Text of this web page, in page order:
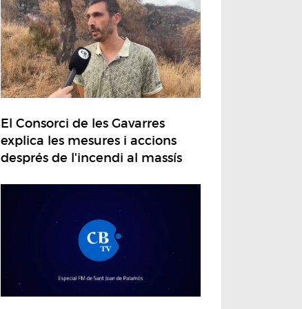
El Consorci de les Gavarres
explica les mesures i accions
després de l'incendi al massís